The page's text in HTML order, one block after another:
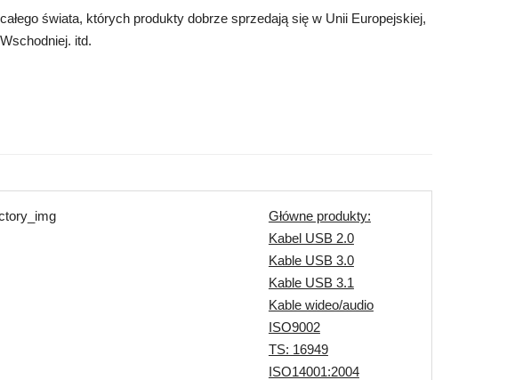
świata, których produkty dobrze sprzedają się w Unii Europejskiej,
itd.
Główne produkty:
Kabel USB 2.0
Kable USB 3.0
Kable USB 3.1
Kable wideo/audio
ISO9002
TS: 16949
ISO14001:2004